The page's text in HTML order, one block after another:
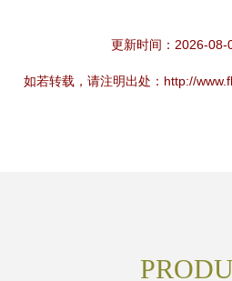
更新时间：2026-08-
如若转载，请注明出处：http://